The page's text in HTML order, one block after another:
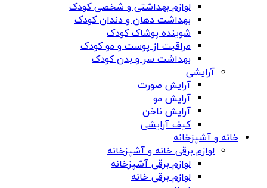
لوازم بهداشتی و شخصی کودک
بهداشت دهان و دندان کودک
شوینده پوشاک کودک
مراقبت از پوست و مو کودک
بهداشت سر و بدن کودک
آرایشی
آرایش صورت
آرایش مو
آرایش ناخن
کیف آرایشی
خانه و آشپزخانه
لوازم برقی خانه و آشپزخانه
لوازم برقی آشپزخانه
لوازم برقی خانه